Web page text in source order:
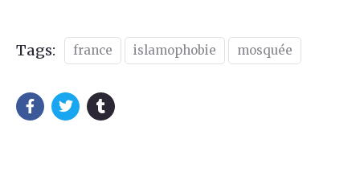
Tags: france islamophobie mosquée